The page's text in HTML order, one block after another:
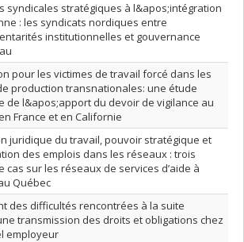
syndicales stratégiques à l&apos;intégration
: les syndicats nordiques entre
institutionnelles et gouvernance
pour les victimes de travail forcé dans les
production transnationales: une étude
de l&apos;apport du devoir de vigilance au
France et en Californie
juridique du travail, pouvoir stratégique et
des emplois dans les réseaux : trois
cas sur les réseaux de services d’aide à
Québec
des difficultés rencontrées à la suite
transmission des droits et obligations chez
employeur